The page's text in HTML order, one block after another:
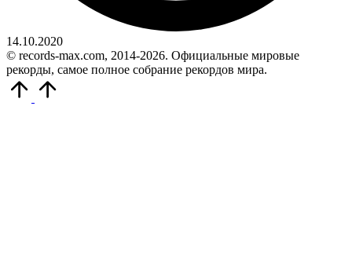
14.10.2020
© records-max.com, 2014-2026. Официальные мировые
рекорды, самое полное собрание рекордов мира.